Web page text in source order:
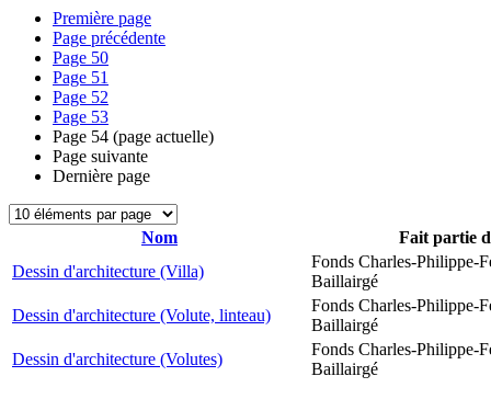
Première page
Page précédente
Page 50
Page 51
Page 52
Page 53
Page 54 (page actuelle)
Page suivante
Dernière page
Nom
Fait partie
Dessin d'architecture (Villa)
Fonds Charles-Philippe-
Baillairgé
Dessin d'architecture (Volute, linteau)
Fonds Charles-Philippe-
Baillairgé
Dessin d'architecture (Volutes)
Fonds Charles-Philippe-
Baillairgé